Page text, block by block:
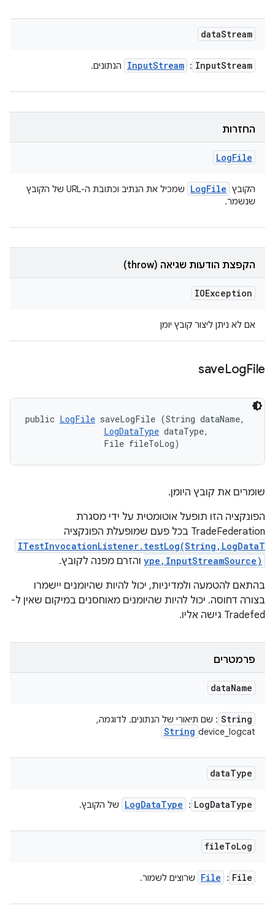
dataStream
InputStream
:
InputStream הנתונים.
החזרות
LogFile
הקובץ LogFile
שמכיל את הנתיב וכתובת ה-URL של הקובץ
שנשמר.
הקפצת הודעות שגיאה (throw)
IOException
אם לא ניתן ליצור קובץ יומן
saveLogFile
public LogFile saveLogFile (String dataName,
LogDataType dataType,
                File fileToLog)
שומרים את קובץ היומן.
הפונקציה הזו תופעל אוטומטית על ידי מסגרת
TradeFederation בכל פעם שמופעלת הפונקציה
ITestInvocationListener.testLog(String,LogDataT
ype,InputStreamSource) והזרם מפנה לקובץ.
בהתאם להטמעה ולמדיניות, יכול להיות שהיומנים יישמרו
בצורה דחוסה. יכול להיות שהיומנים מאוחסנים במיקום שאין ל-
Tradefed גישה אליו.
פרמטרים
dataName
String : שם תיאורי של הנתונים. לדוגמה,
device_logcat
String
dataType
LogDataType
:
LogDataType של הקובץ.
fileToLog
File
:
File שרוצים לשמור.